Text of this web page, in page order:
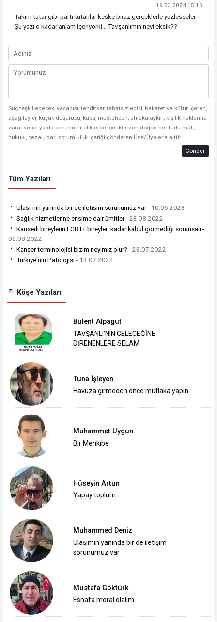
19.03.2024 15:13
Takım tutar gibi parti tutanlar keşke biraz gerçeklerle yüzleşseler.
Şu yazı o kadar anlam içeriyorki... Tavşanlımın neyi eksik??
Suç teşkil edecek, yasadışı, tehditkar, rahatsız edici, hakaret ve küfür içeren,
aşağılayıcı, küçük düşürücü, kaba, müstehcen, ahlaka aykırı, kişilik haklarına
zarar verici ya da benzeri niteliklerde içeriklerden doğan her türlü mali,
hukuki, cezai, idari sorumluluk içeriği gönderen Üye/Üyeler’e aittir.
Gönder
Tüm Yazıları
Ulaşımın yanında bir de iletişim sorunumuz var - 10.06.2023
Sağlık hizmetlerine erişime dair ümitler -23.08.2022
Kanserli bireylerin LGBT+ bireyleri kadar kabul görmediği sorunsalı -
08.08.2022
Kanser terminolojisi bizim neyimiz olur? -23.07.2022
Türkiye'nin Patolojisi - 13.07.2022
Köşe Yazıları
Bülent Alpagut
TAVŞANLI’NIN GELECEĞİNE
DİRENENLERE SELAM
Tuna İşleyen
Havuza girmeden önce mutlaka yapın
Muhammet Uygun
Bir Menkıbe
Hüseyin Artun
Yapay toplum
Muhammed Deniz
Ulaşımın yanında bir de iletişim
sorunumuz var
Mustafa Göktürk
Esnafa moral olalım